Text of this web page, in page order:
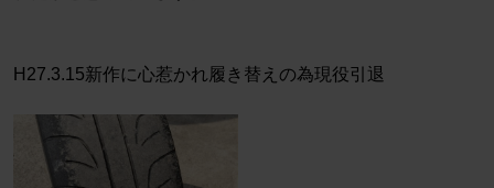
H27.3.15新作に心惹かれ履き替えの為現役引退